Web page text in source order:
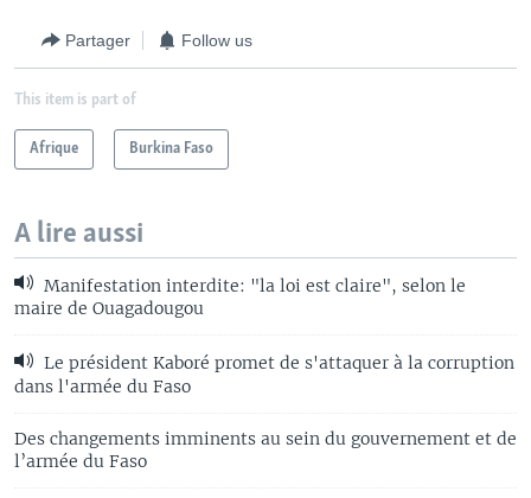
Partager Follow us
This item is part of
Afrique Burkina Faso
A lire aussi
Manifestation interdite: "la loi est claire", selon le
maire de Ouagadougou
Le président Kaboré promet de s'attaquer à la corruption
dans l'armée du Faso
Des changements imminents au sein du gouvernement et de
l’armée du Faso